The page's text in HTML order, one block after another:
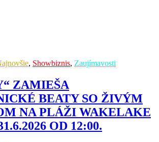
, Showbiznis, Zaujímavosti
ZAMIEŠA
BEATY SO ŽIVÝM
NA PLÁŽI WAKELAKE
OD 12:00.